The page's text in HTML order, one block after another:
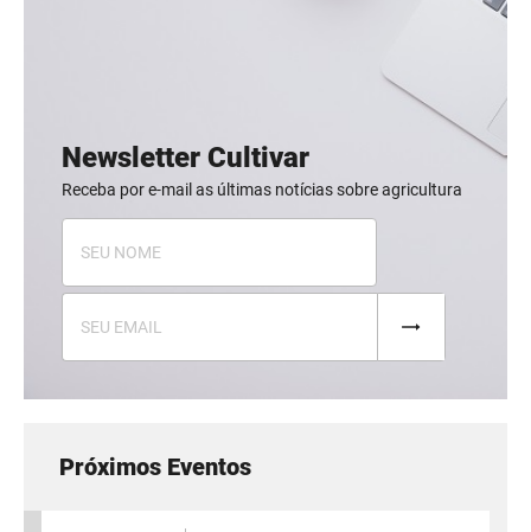
Newsletter Cultivar
Receba por e-mail as últimas notícias sobre agricultura
Próximos Eventos